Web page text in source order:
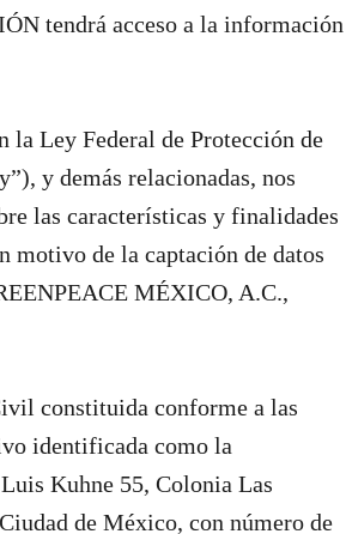
tendrá acceso a la información
la Ley Federal de Protección de
y demás relacionadas, nos
las características y finalidades
motivo de la captación de datos
MÉXICO, A.C.,
constituida conforme a las
identificada como la
Kuhne 55, Colonia Las
de México, con número de